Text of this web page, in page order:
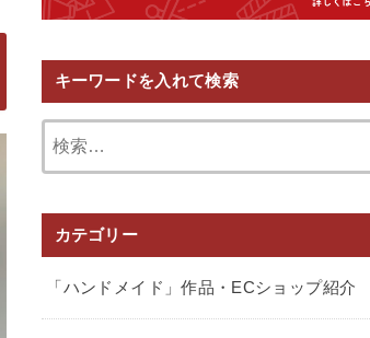
キーワードを入れて検索
カテゴリー
「ハンドメイド」作品・ECショップ紹介